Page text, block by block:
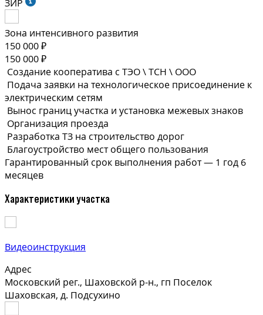
ЗИР
Зона интенсивного развития
150 000 ₽
150 000 ₽
Создание кооператива с ТЭО \ ТСН \ ООО
Подача заявки на технологическое присоединение к
электрическим сетям
Вынос границ участка и установка межевых знаков
Организация проезда
Разработка ТЗ на строительство дорог
Благоустройство мест общего пользования
Гарантированный срок выполнения работ — 1 год 6
месяцев
Характеристики участка
Видеоинструкция
Адрес
Московский рег., Шаховской р-н., гп Поселок
Шаховская, д. Подсухино